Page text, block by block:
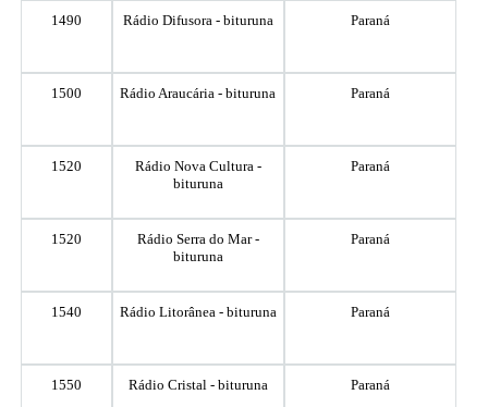
1490 Rádio Difusora - bituruna Paraná
1500 Rádio Araucária - bituruna Paraná
1520
Rádio Nova Cultura -
bituruna
Paraná
1520
Rádio Serra do Mar -
bituruna
Paraná
1540 Rádio Litorânea - bituruna Paraná
1550 Rádio Cristal - bituruna Paraná